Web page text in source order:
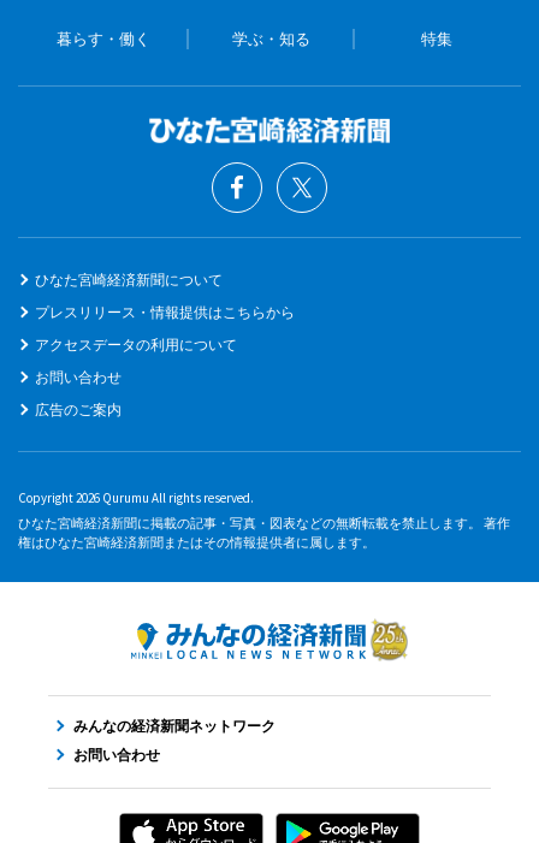
暮らす・働く 学ぶ・知る 特集
ひなた宮崎経済新聞について
プレスリリース・情報提供はこちらから
アクセスデータの利用について
お問い合わせ
広告のご案内
Copyright 2026 Qurumu All rights reserved.
ひなた宮崎経済新聞に掲載の記事・写真・図表などの無断転載を禁止します。 著作
権はひなた宮崎経済新聞またはその情報提供者に属します。
みんなの経済新聞ネットワーク
お問い合わせ